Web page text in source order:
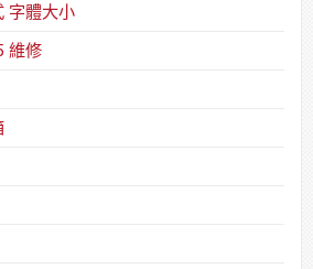
字體大小
維修